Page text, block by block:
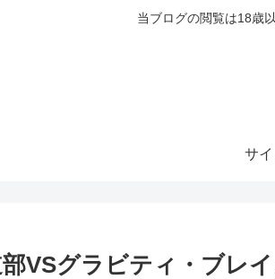
当ブログの閲覧は18歳
サ
部VSグラビティ・ブレ